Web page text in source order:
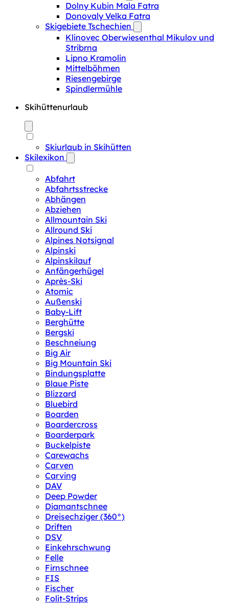
Dolny Kubin Mala Fatra
Donovaly Velka Fatra
Skigebiete Tschechien
Klinovec Oberwiesenthal Mikulov und
Stribrna
Lipno Kramolin
Mittelböhmen
Riesengebirge
Spindlermühle
Skihüttenurlaub
Skiurlaub in Skihütten
Skilexikon
Abfahrt
Abfahrtsstrecke
Abhängen
Abziehen
Allmountain Ski
Allround Ski
Alpines Notsignal
Alpinski
Alpinskilauf
Anfängerhügel
Après-Ski
Atomic
Außenski
Baby-Lift
Berghütte
Bergski
Beschneiung
Big Air
Big Mountain Ski
Bindungsplatte
Blaue Piste
Blizzard
Bluebird
Boarden
Boardercross
Boarderpark
Buckelpiste
Carewachs
Carven
Carving
DAV
Deep Powder
Diamantschnee
Dreisechziger (360°)
Driften
DSV
Einkehrschwung
Felle
Firnschnee
FIS
Fischer
Folit-Strips